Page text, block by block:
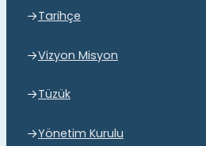
Tarihçe
Vizyon Misyon
Tüzük
Yönetim Kurulu